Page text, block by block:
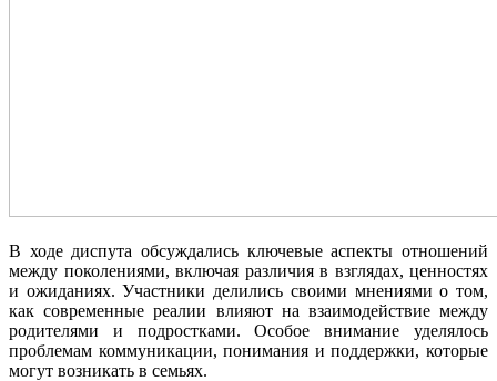
В ходе диспута обсуждались ключевые аспекты отношений
между поколениями, включая различия в взглядах, ценностях
и ожиданиях. Участники делились своими мнениями о том,
как современные реалии влияют на взаимодействие между
родителями и подростками. Особое внимание уделялось
проблемам коммуникации, понимания и поддержки, которые
могут возникать в семьях.